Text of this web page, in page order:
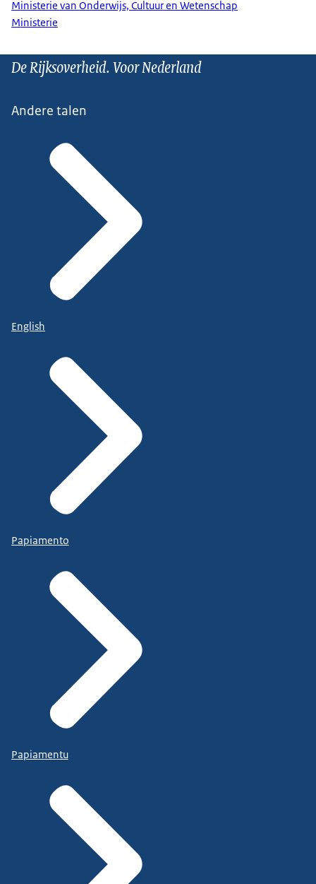
Ministerie van Onderwijs, Cultuur en Wetenschap
Ministerie
De Rijksoverheid. Voor Nederland
Andere talen
English
Papiamento
Papiamentu